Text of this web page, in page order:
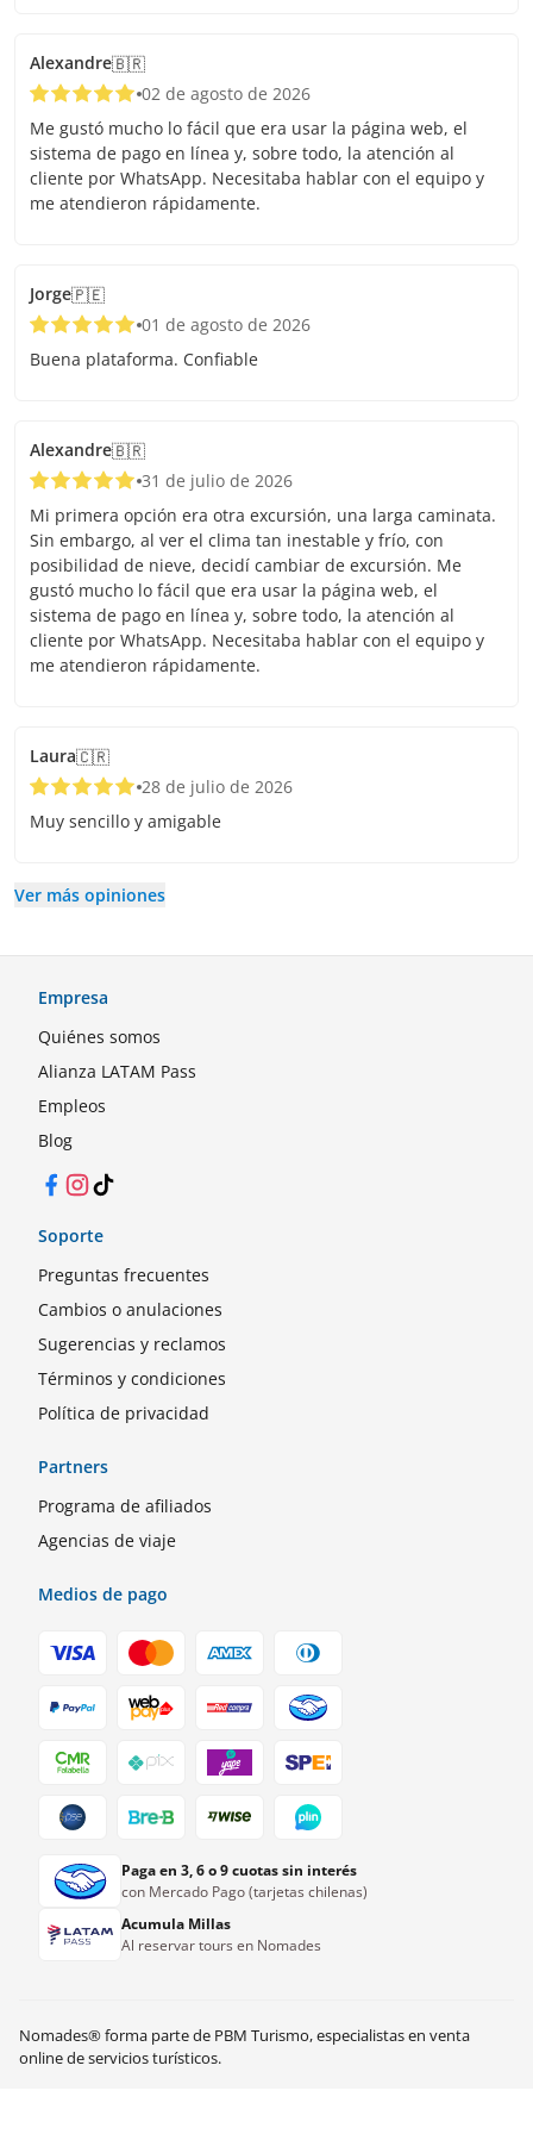
Alexandre🇧🇷
02 de agosto de 2026
Me gustó mucho lo fácil que era usar la página web, el
sistema de pago en línea y, sobre todo, la atención al
cliente por WhatsApp. Necesitaba hablar con el equipo y
me atendieron rápidamente.
Jorge🇵🇪
01 de agosto de 2026
Buena plataforma. Confiable
Alexandre🇧🇷
31 de julio de 2026
Mi primera opción era otra excursión, una larga caminata.
Sin embargo, al ver el clima tan inestable y frío, con
posibilidad de nieve, decidí cambiar de excursión. Me
gustó mucho lo fácil que era usar la página web, el
sistema de pago en línea y, sobre todo, la atención al
cliente por WhatsApp. Necesitaba hablar con el equipo y
me atendieron rápidamente.
Laura🇨🇷
28 de julio de 2026
Muy sencillo y amigable
Ver más opiniones
desde
CLP$327.000 Ver disponibilidad
Empresa
Quiénes somos
Alianza LATAM Pass
Empleos
Blog
Facebook
Instagram
TikTok
Soporte
Preguntas frecuentes
Cambios o anulaciones
Sugerencias y reclamos
Términos y condiciones
Política de privacidad
Partners
Programa de afiliados
Agencias de viaje
Medios de pago
Paga en 3, 6 o 9 cuotas sin interés
con Mercado Pago (tarjetas chilenas)
Acumula Millas
Al reservar tours en Nomades
Nomades® forma parte de PBM Turismo, especialistas en venta
online de servicios turísticos.